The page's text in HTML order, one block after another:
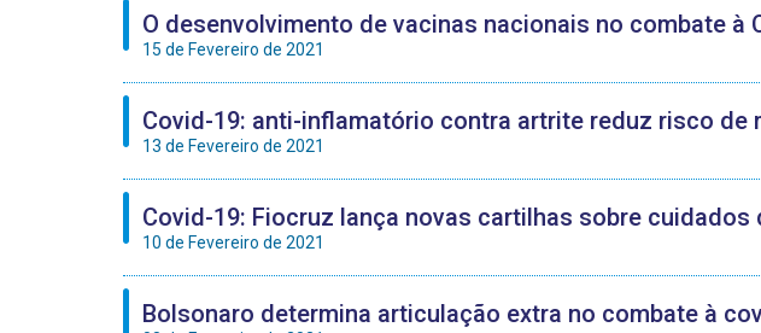
O desenvolvimento de vacinas nacionais no combate à
15 de Fevereiro de 2021
Covid-19: anti-inflamatório contra artrite reduz risco de
13 de Fevereiro de 2021
Covid-19: Fiocruz lança novas cartilhas sobre cuidados
10 de Fevereiro de 2021
Bolsonaro determina articulação extra no combate à